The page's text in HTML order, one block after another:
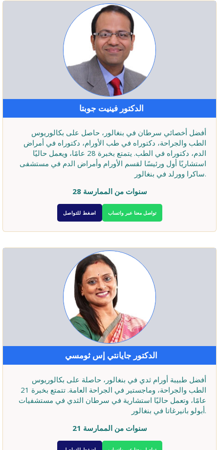
الدكتور فينيت جوبتا
أفضل أخصائي سرطان في بنغالور، حاصل على بكالوريوس
الطب والجراحة، دكتوراه في طب الأورام، دكتوراه في أمراض
الدم، دكتوراه في الطب. يتمتع بخبرة 28 عامًا، ويعمل حاليًا
استشاريًا أول ورئيسًا لقسم الأورام وأمراض الدم في مستشفى
ساكرا وورلد في بنغالور.
28 سنوات من الممارسة
اضغط للتواصل تواصل معنا عبر واتساب
الدكتور جايانتي إس ثومسي
أفضل طبيبة أورام ثدي في بنغالور، حاصلة على بكالوريوس
الطب والجراحة، وماجستير في الجراحة العامة. تتمتع بخبرة 21
عامًا، وتعمل حاليًا استشارية في سرطان الثدي في مستشفيات
أبولو بانيرغاتا في بنغالور.
21 سنوات من الممارسة